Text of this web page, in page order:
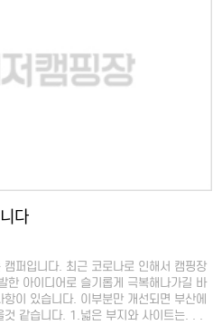
다
퍼입니다. 최근 코로나로 인해서 캠핑장
한 아이디어로 슬기롭게 극복해나가길 바
이 있습니다. 이부분만 개선되면 부산에
같습니다. 1.넓은 부지와 사이트는. . .